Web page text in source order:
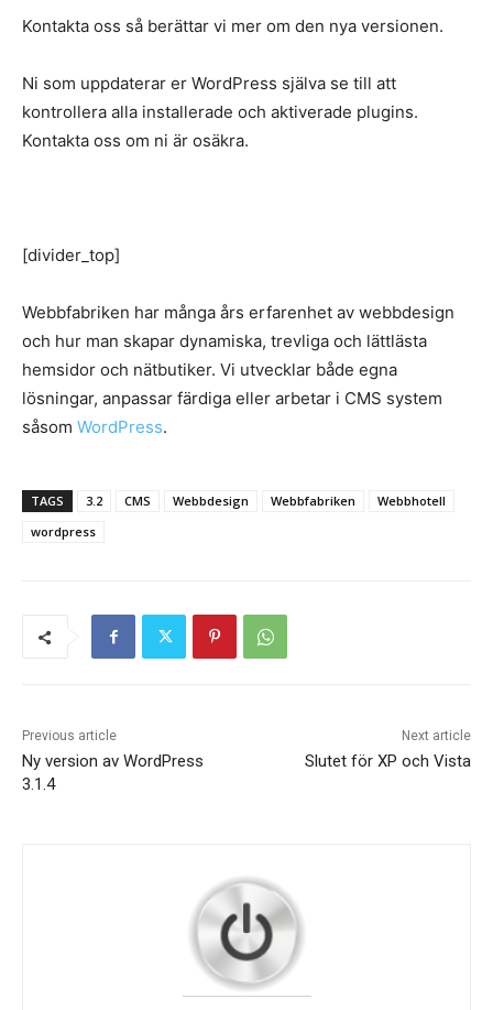
Kontakta oss så berättar vi mer om den nya versionen.
Ni som uppdaterar er WordPress själva se till att
kontrollera alla installerade och aktiverade plugins.
Kontakta oss om ni är osäkra.
[divider_top]
Webbfabriken har många års erfarenhet av webbdesign
och hur man skapar dynamiska, trevliga och lättlästa
hemsidor och nätbutiker. Vi utvecklar både egna
lösningar, anpassar färdiga eller arbetar i CMS system
såsom WordPress.
TAGS 3.2 CMS Webbdesign Webbfabriken
Webbhotell
wordpress
Previous article
Ny version av WordPress
3.1.4
Next article
Slutet för XP och Vista